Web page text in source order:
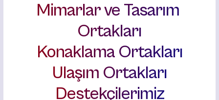
Mimarlar ve Tasarım
Ortakları
Konaklama Ortakları
Ulaşım Ortakları
Destekçilerimiz